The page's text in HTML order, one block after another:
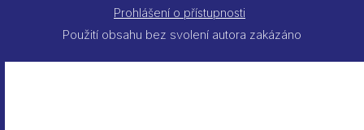
Prohlášení o přístupnosti
Použití obsahu bez svolení autora zakázáno